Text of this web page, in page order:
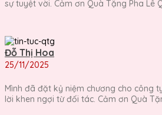
sự tuyệt vời. Cảm ơn Quà Tặng Pha Lê
Đỗ Thị Hoa
25/11/2025
Mình đã đặt kỷ niệm chương cho công
lời khen ngợi từ đối tác. Cảm ơn Quà